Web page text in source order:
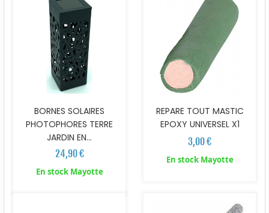
BORNES SOLAIRES
PHOTOPHORES TERRE
JARDIN EN...
24,90 €
En stock Mayotte
REPARE TOUT MASTIC
EPOXY UNIVERSEL X1
3,00 €
En stock Mayotte